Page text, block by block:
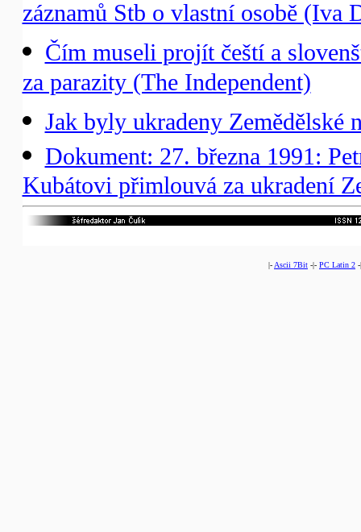
záznamů Stb o vlastní osobě (Iva
Čím museli projít čeští a
za parazity (The Independent)
Jak byly ukradeny Zemědělské
Dokument: 27. března 1991:
Kubátovi přimlouvá za ukradení
|- Ascii 7Bit -|- PC Latin 2